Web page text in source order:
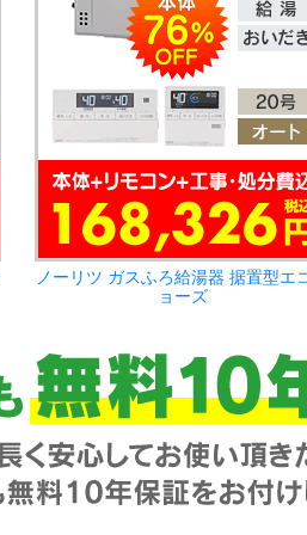
ノーリツ ガスふろ給湯器 据置型エ
ョーズ